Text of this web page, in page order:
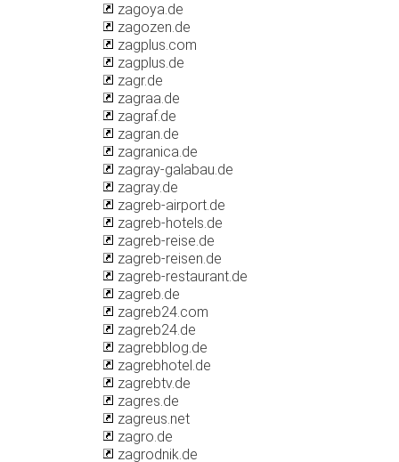
zagoya.de
zagozen.de
zagplus.com
zagplus.de
zagr.de
zagraa.de
zagraf.de
zagran.de
zagranica.de
zagray-galabau.de
zagray.de
zagreb-airport.de
zagreb-hotels.de
zagreb-reise.de
zagreb-reisen.de
zagreb-restaurant.de
zagreb.de
zagreb24.com
zagreb24.de
zagrebblog.de
zagrebhotel.de
zagrebtv.de
zagres.de
zagreus.net
zagro.de
zagrodnik.de